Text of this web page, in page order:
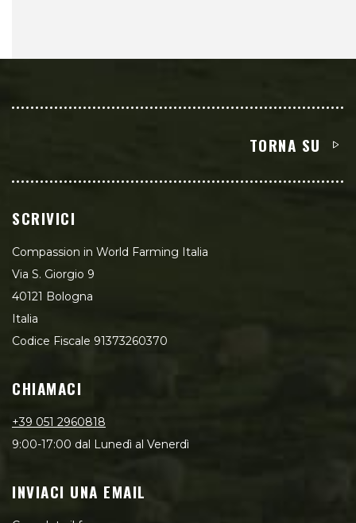
TORNA SU
SCRIVICI
Compassion in World Farming Italia
Via S. Giorgio 9
40121 Bologna
Italia
Codice Fiscale 91373260370
CHIAMACI
+39 051 2960818
9:00-17:00 dal Lunedì al Venerdì
INVIACI UNA EMAIL